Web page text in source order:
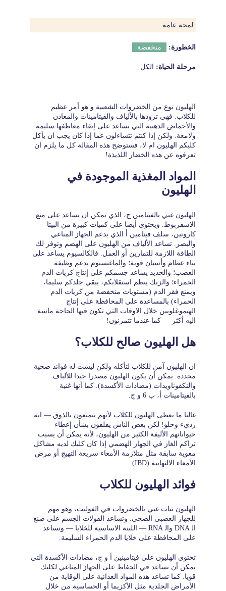
لمحة عامة
الخطورة: منخفضة
مرحلة الحياة: الكل
الهليون نوع من الخضروات الشعبية و هو أمر عظيم
للكلاب. فهي تزودها بالألياف والفيتامينات والمعادن
والأحماض الدهنية التي تساعد على إبقاء معاطفها سليمة
ولامعة. ولكن إذا كنتم تتساءلون عما إذا كان يجب ان يأكل
كلبكم الهليون ام لا، فستوضح هذه المقالة كل ما يلزم ان
تعرفوه عن هذه الخضار اللذيذة!
المواد المغذية الموجودة في
الهليون
الهليون غني بالفيتامين ج، الذي يمكن ان يساعد على منع
الاسقربوط. ويحتوي أيضا على كميات كبيرة من البيتا
كاروتين، سلف فيتامين أ الذي يدعم الجهاز المناعي
والبصر. تساعد الألياف من الهليون على الهضم وتوفر لك
الطاقة اللازمة للتمارين أو العمل. فالكالسيوم يساعد على
بناء عظام وأسنان قوية؛ والماغنسيوم يدعم وظيفة
العصب؛ والحديد يساعد جسمكم على إنتاج كريات الدم
الحمراء؛ والزنك ينظم استقلابكم، يبقي جلدكم سليما،
ويمنع فقر الدم (مستويات منخفضة من كريات الدم
الحمراء) بالمساعدة على المحافظة على إنتاج
الهيموڠلوبين خلال الاوقات التي تكون فيها الحاجة ماسة
اليه أكثر — كما عندما تتمرنون!
هل الهليون صالح للكلاب؟
ان الهليون آمن للكلاب لتأكله ولكن ليست له فوائد صحية
محددة. يمكن أن يكون الهليون مصدرا جيدا للألياف
والنكفوناويدات (مضادات الأكسدة). كما أنها غنية
بالفيتامينات أ، ب 6 و ج.
غالبا ما يعطى الهليون للكلاب لأنهم يتمتعون بالذوق — انه
رديء وحلو! لكن بعض الناس يقلقون بشأن إعطاء
حيواناتهم الأليفة الكثير من الهليون، لأنه يمكن أن يسبب
تراكم الغاز في الجهاز الهضمي إذا كان كلبك لديه مشاكل
معوية سابقة مثل متلازمة الأمعاء سريعة التهيج أو مرض
الأمعاء الالتهابية (IBD).
فوائد الهليون للكلاب
الهليون نبات غني بالخضروات في الفوليت، وهو مهم
للجهاز العصبي الصحي. وتساعد الفولات الجسم على صنع
ال‍ DNA وال‍ RNA — اللبنة الاساسية للخلايا — وتساعد
على المحافظة على خلايا الدم الحمراء السليمة.
تحتوي الهليون على فيتامينين أ و ج، مضادات الأكسدة التي
يمكن أن تساعد في الحفاظ على الجهاز المناعي لكلبك
قويا. كما تساعد هذه المواد الغذائية على الوقاية من
الأمراض الجلدية مثل الأكزيما أو الحساسية من خلال